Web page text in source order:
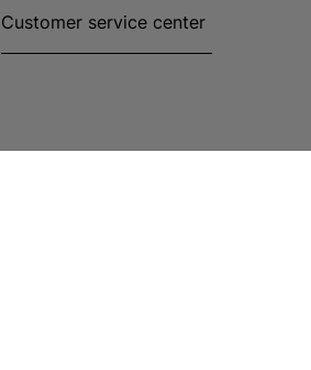
Customer service center